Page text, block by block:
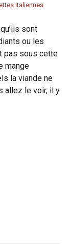
italiennes
sont
ou les
pas sous cette
mange
la viande ne
allez le voir, il y